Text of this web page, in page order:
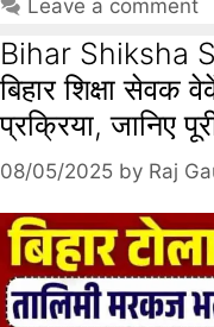
Leave a comment
Bihar Shiksha
बिहार शिक्षा सेवक
प्रक्रिया, जानिए
08/05/2025 by Raj